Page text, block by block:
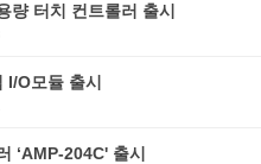
량 터치 컨트롤러 출시
O모듈 출시
‘AMP-204C' 출시